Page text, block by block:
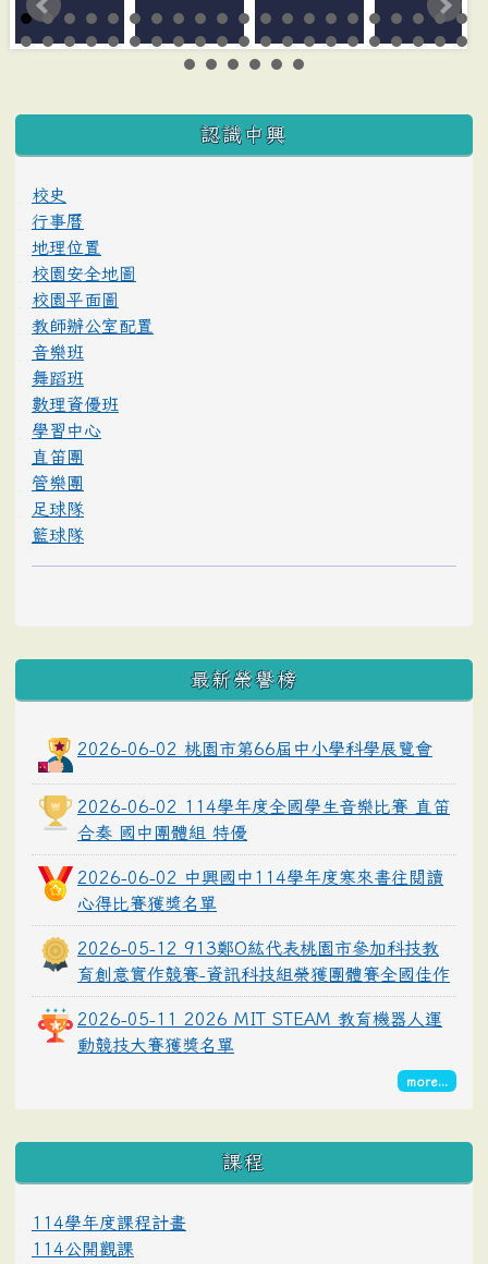
:::
認識中興
校史
行事曆
地理位置
校園安全地圖
校園平面圖
教師辦公室配置
音樂班
舞蹈班
數理資優班
學習中心
直笛團
管樂團
足球隊
籃球隊
最新榮譽榜
2026-06-02 桃園市第66屆中小學科學展覽會
2026-06-02 114學年度全國學生音樂比賽 直笛
合奏 國中團體組 特優
2026-06-02 中興國中114學年度寒來書往閱讀
心得比賽獲獎名單
2026-05-12 913鄭O紘代表桃園市參加科技教
育創意實作競賽-資訊科技組榮獲團體賽全國佳作
2026-05-11 2026 MIT STEAM 教育機器人運
動競技大賽獲獎名單
more...
課程
114學年度課程計畫
114公開觀課